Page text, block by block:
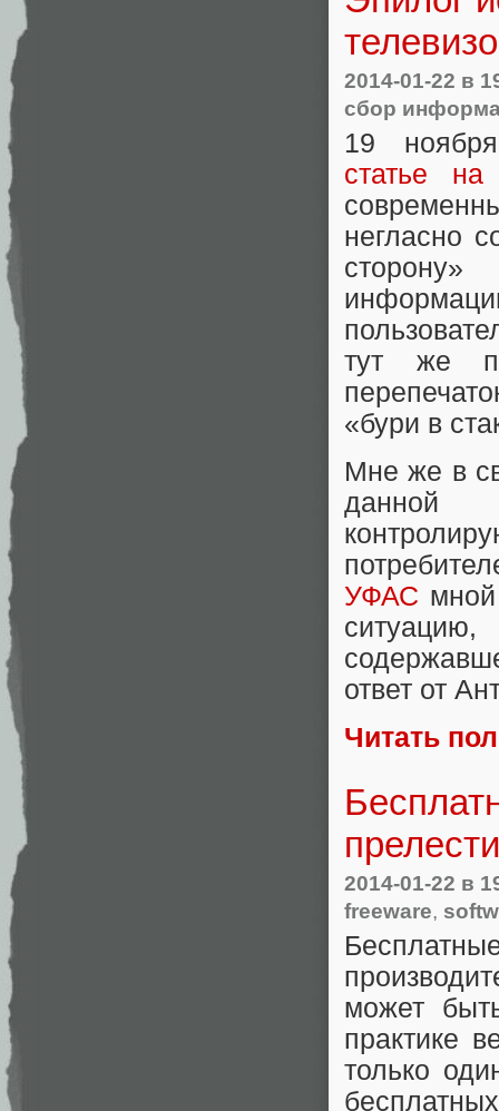
2014-01-22 в
сбор
19
статье
негласно
тут же
«бури в
Мне же в
данной
УФАС
ответ от
Читать
прелести
2014-01-22 в
freeware,
может
практике
только